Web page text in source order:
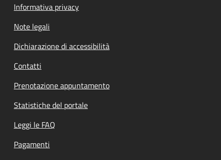
Informativa privacy
Note legali
Dichiarazione di accessibilità
Contatti
Prenotazione appuntamento
Statistiche del portale
Leggi le FAQ
Pagamenti